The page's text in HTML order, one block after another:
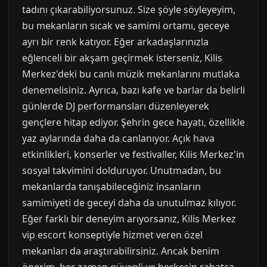
tadını çıkarabiliyorsunuz. Size şöyle söyleyeyim,
bu mekanların sıcak ve samimi ortamı, geceye
ayrı bir renk katıyor. Eğer arkadaşlarınızla
eğlenceli bir akşam geçirmek isterseniz, Kilis
Merkez'deki bu canlı müzik mekanlarını mutlaka
denemelisiniz. Ayrıca, bazı kafe ve barlar da belirli
günlerde DJ performansları düzenleyerek
gençlere hitap ediyor. Şehrin gece hayatı, özellikle
yaz aylarında daha da canlanıyor. Açık hava
etkinlikleri, konserler ve festivaller, Kilis Merkez'in
sosyal takvimini dolduruyor. Unutmadan, bu
mekanlarda tanışabileceğiniz insanların
samimiyeti de geceyi daha da unutulmaz kılıyor.
Eğer farklı bir deneyim arıyorsanız, Kilis Merkez
vip escort konseptiyle hizmet veren özel
mekanları da araştırabilirsiniz. Ancak benim